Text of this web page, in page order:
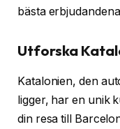
bästa
Utforska
Katalonien, den
ligger, har en unik
din resa till